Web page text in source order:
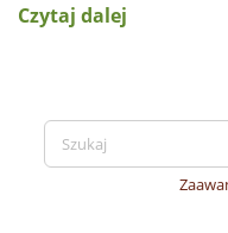
Czytaj dalej